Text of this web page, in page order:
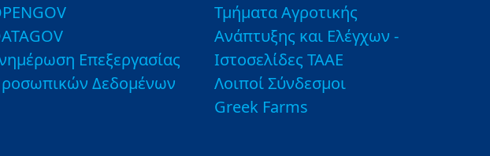
Επεξεργασίας
Δεδομένων
Τμήματα Αγροτικής
Ανάπτυξης και Ελέγχων -
Ιστοσελίδες ΤΑΑΕ
Λοιποί Σύνδεσμοι
Greek Farms